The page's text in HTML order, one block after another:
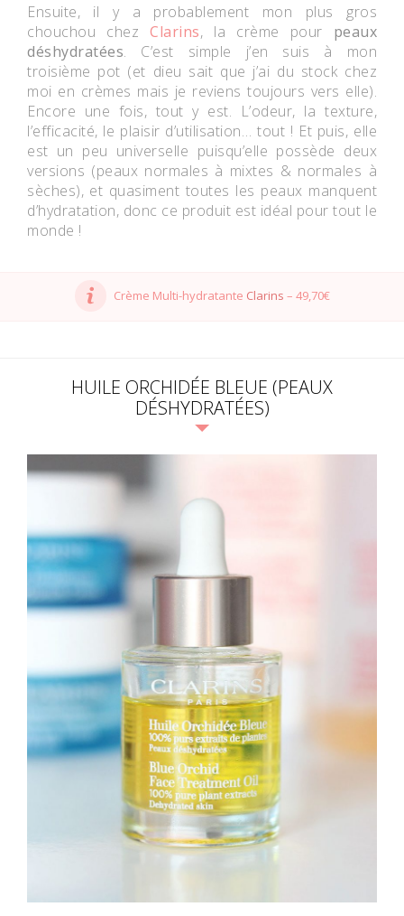
Ensuite, il y a probablement mon plus gros
chouchou chez Clarins, la crème pour peaux
déshydratées. C’est simple j’en suis à mon
troisième pot (et dieu sait que j’ai du stock chez
moi en crèmes mais je reviens toujours vers elle).
Encore une fois, tout y est. L’odeur, la texture,
l’efficacité, le plaisir d’utilisation… tout ! Et puis, elle
est un peu universelle puisqu’elle possède deux
versions (peaux normales à mixtes & normales à
sèches), et quasiment toutes les peaux manquent
d’hydratation, donc ce produit est idéal pour tout le
monde !
Crème Multi-hydratante Clarins – 49,70€
HUILE ORCHIDÉE BLEUE (PEAUX
DÉSHYDRATÉES)